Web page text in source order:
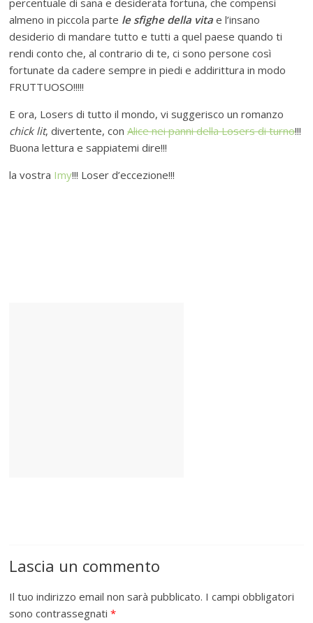
percentuale di sana e desiderata fortuna, che compensi
almeno in piccola parte le sfighe della vita e l’insano
desiderio di mandare tutto e tutti a quel paese quando ti
rendi conto che, al contrario di te, ci sono persone così
fortunate da cadere sempre in piedi e addirittura in modo
FRUTTUOSO!!!!!
E ora, Losers di tutto il mondo, vi suggerisco un romanzo
chick lit, divertente, conAlice nei panni della Losers di turno!!!
Buona lettura e sappiatemi dire!!!
la vostra Imy!!! Loser d’eccezione!!!
Lascia un commento
Il tuo indirizzo email non sarà pubblicato. I campi obbligatori
sono contrassegnati*